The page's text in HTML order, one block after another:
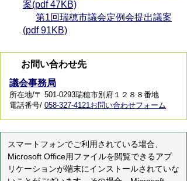
案(pdf 47KB)
第1回瑞穂市議会定例会提出議案
(pdf 91KB)
お問い合わせ先
議会事務局
所在地/〒 501-0293瑞穂市別府１２８８番地
電話番号/ 058-327-4121お問い合わせフォーム
スマートフォンでご利用されている場合、
Microsoft Office用ファイルを閲覧できるアプ
リケーションが端末にインストールされていな